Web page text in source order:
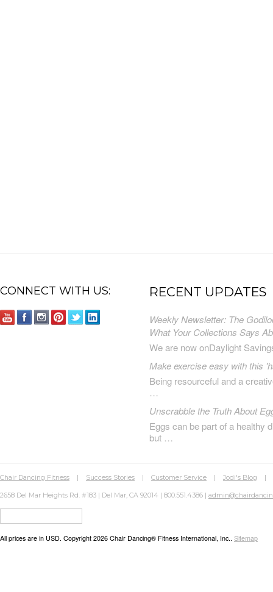
CONNECT WITH US: RECENT UPDATES
Weekly Newsletter: The
What Your Collections Says
We are now onDaylight
Make exercise easy with this
Being resourceful and a
…
Unscrabble the Truth About
Eggs can be part of a healthy
but …
Chair Dancing Fitness | Success Stories | Customer Service | Jodi's Blog |
2658 Del Mar Heights Rd. #183 | Del Mar, CA 92014 | 800.551.4386 |
All prices are in USD. Copyright 2026 Chair Dancing® Fitness International, Inc.. Sitemap